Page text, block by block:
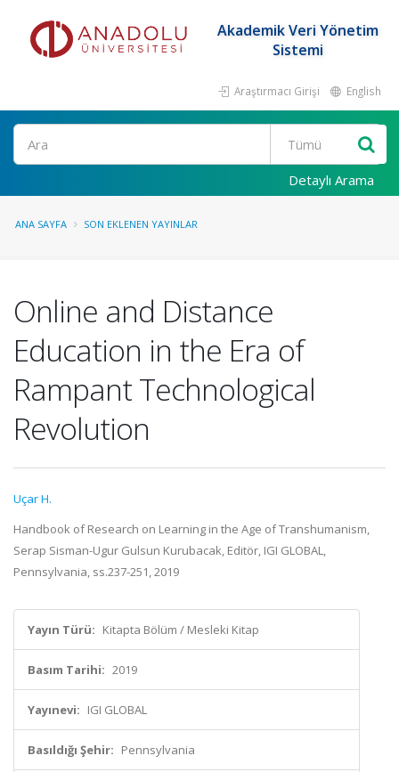
Akademik Veri Yönetim
Sistemi
Araştırmacı Girişi English
Ara
Detaylı Arama
ANA SAYFA SON EKLENEN YAYINLAR
Online and Distance
Education in the Era of
Rampant Technological
Revolution
Uçar H.
Handbook of Research on Learning in the Age of Transhumanism,
Serap Sisman-Ugur Gulsun Kurubacak, Editör, IGI GLOBAL,
Pennsylvania, ss.237-251, 2019
Yayın Türü: Kitapta Bölüm / Mesleki Kitap
Basım Tarihi: 2019
Yayınevi: IGI GLOBAL
Basıldığı Şehir: Pennsylvania